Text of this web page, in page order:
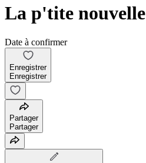
La p'tite nouvelle
Date à confirmer
Enregistrer
Enregistrer
Partager
Partager